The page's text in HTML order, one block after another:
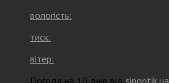
вологість:
тиск:
вітер:
Погода на 10 днів від sinoptik.ua